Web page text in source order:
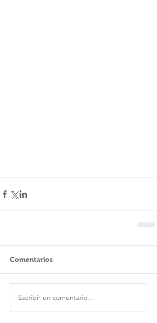
Comentarios
Escribir un comentario...